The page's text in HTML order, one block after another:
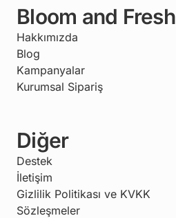
Bloom and Fresh
Hakkımızda
Blog
Kampanyalar
Kurumsal Sipariş
Diğer
Destek
İletişim
Gizlilik Politikası ve KVKK
Sözleşmeler